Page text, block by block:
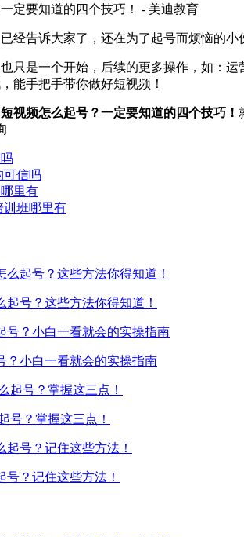
经告诉大家了，还在为了起号而烦恼的
只是一个开始，后续的更多操作，如：
能手把手带你做好短视频！
短视频怎么起号？一定要知道的四个技巧！
可信吗
训班哪里有
起号？这些方法你得知道！
？小白一看就会的实操指南
号？掌握这三点！
号？记住这些方法！